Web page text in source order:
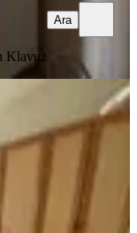
Klavuz
Ara
Cadde